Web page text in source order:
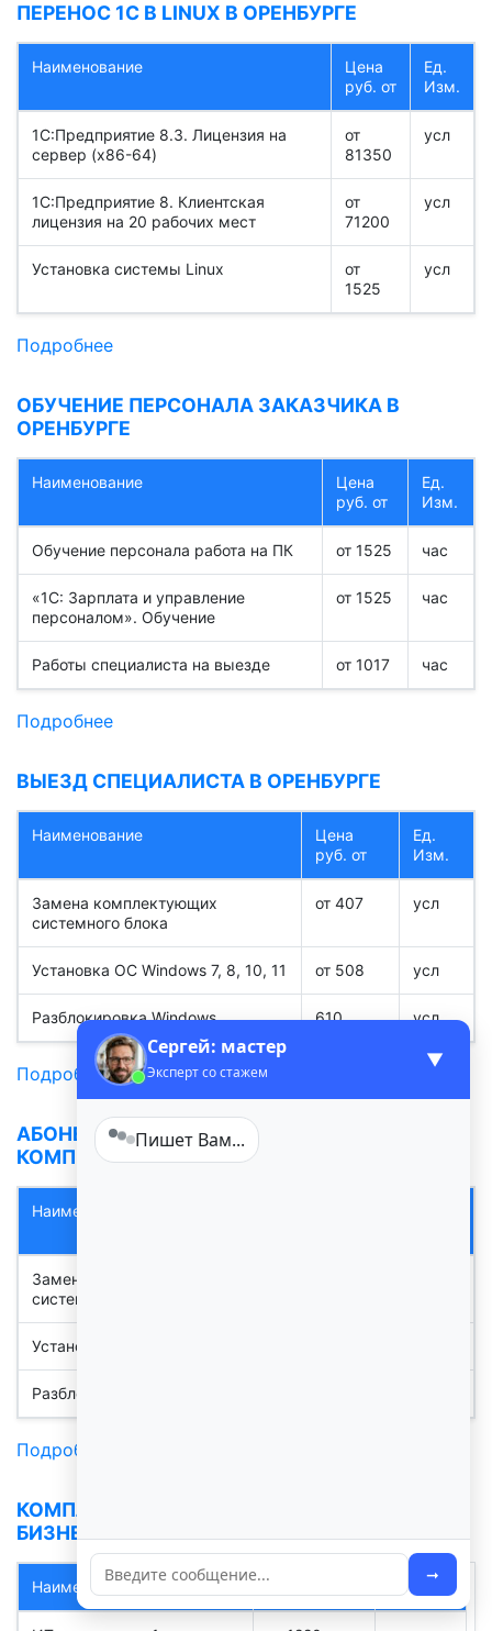
ПЕРЕНОС 1С В LINUX В ОРЕНБУРГЕ
Наименование
Цена
руб. от
Ед.
Изм.
1С:Предприятие 8.3. Лицензия на
сервер (x86-64)
от
81350
усл
1С:Предприятие 8. Клиентская
лицензия на 20 рабочих мест
от
71200
усл
Установка системы Linux
от
1525
усл
Подробнее
ОБУЧЕНИЕ ПЕРСОНАЛА ЗАКАЗЧИКА В
ОРЕНБУРГЕ
Наименование
Цена
руб. от
Ед.
Изм.
Обучение персонала работа на ПК от 1525 час
«1С: Зарплата и управление
персоналом». Обучение
от 1525 час
Работы специалиста на выезде от 1017 час
Подробнее
ВЫЕЗД СПЕЦИАЛИСТА В ОРЕНБУРГЕ
Наименование
Цена
руб. от
Ед.
Изм.
Замена комплектующих
системного блока
от 407 усл
Установка ОС Windows 7, 8, 10, 11 от 508 усл
Разблокировка Windows 610 усл
Подробнее
АБОНЕНТСКОЕ ОБСЛУЖИВАНИЕ
КОМПЬЮТЕРОВ ОРГАНИЗАЦИЙ В ОРЕНБУРГЕ
Наименование
Замена комплектующих
системного блока
Установка ОС Windows 7, 8, 10, 11
Разблокировка Windows
Подробнее
КОМПЛЕКСНОЕ ИТ СОПРОВОЖДЕНИЕ
БИЗНЕСА В ОРЕНБУРГЕ
Наименование Цена руб. от Ед. Изм.
Сергей: мастер
Эксперт со стажем ▼
Пишет Вам...
➞